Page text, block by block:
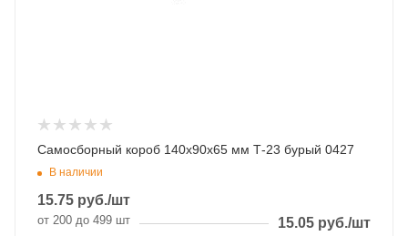
Самосборный короб 140х90х65 мм Т-23 бурый 0427
В наличии
15.75 руб./шт
от 200 до 499 шт 15.05 руб./шт